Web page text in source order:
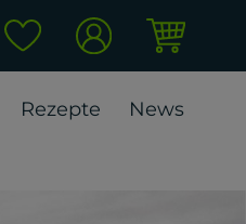
Rezepte News